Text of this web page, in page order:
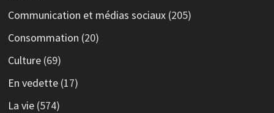
Communication et médias sociaux(205)
Consommation (20)
Culture(69)
En vedette(17)
La vie(574)